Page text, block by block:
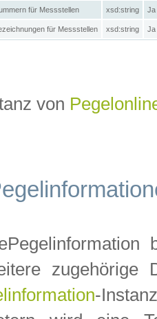
für Messstellen xsd:string Ja
für Messstellen xsd:string Ja
von
zugehörige
-